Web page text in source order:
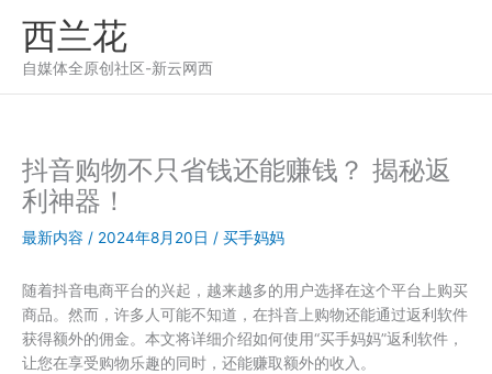
西兰花
自媒体全原创社区-新云网西
抖音购物不只省钱还能赚钱？ 揭秘返
利神器！
最新内容 / 2024年8月20日 / 买手妈妈
随着抖音电商平台的兴起，越来越多的用户选择在这个平台上购买
商品。然而，许多人可能不知道，在抖音上购物还能通过返利软件
获得额外的佣金。本文将详细介绍如何使用“买手妈妈”返利软件，
让您在享受购物乐趣的同时，还能赚取额外的收入。